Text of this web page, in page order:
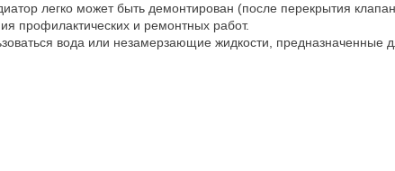
легко может быть демонтирован (после перекрытия
профилактических и ремонтных работ.
вода или незамерзающие жидкости, предназначенные